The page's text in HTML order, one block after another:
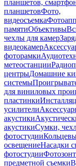
планшетов,
планшетовФото,
видеосъемка
памятиОбъективы
чехлы для камер
видеокамер
фоторамки
метеостанции
центрыДомашние
системы
для виниловых
пластинки
усилители
акустики
акустикиСумки,
фотостудии
освещениеНасадки
фотостудии
предметной съемки